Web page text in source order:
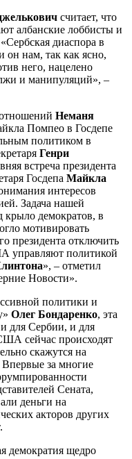
считает, что
албанские лоббисты и
диаспора в
нам, так как ясно,
него, нацелено
и манипуляций», –
Неманя
Помпео в Госдепе
политиком в
Генри
встреча президента
Госдепа Майкла
интересов
Задача нашей
демократов, в
мотивировать
президента отключить
управляют политикой
», – отметил
Новости».
политики и
Олег Бондаренко, эта
для Сербии, и для
сейчас происходят
скажутся на
Впервые за многие
Сената,
деньги на
акторов других
демократия щедро